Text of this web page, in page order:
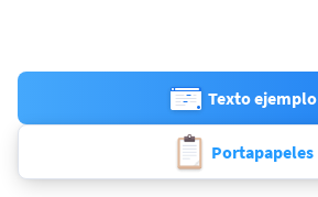
Texto ejemplo
Portapapeles